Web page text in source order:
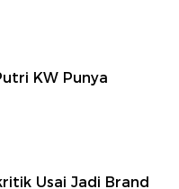
KW Punya
Usai Jadi Brand